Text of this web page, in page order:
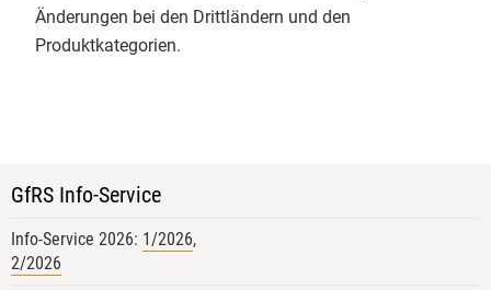
dann für die Teilnehmenden mit
drei jungen Bio-Inspekteur:innen
Qualitätssicherung von morgen!
#BioZertifizierung
Änderungen bei den Drittländern und den
Produktkategorien.
GfRS Info-Service
Info-Service 2026: 1/2026,
2/2026